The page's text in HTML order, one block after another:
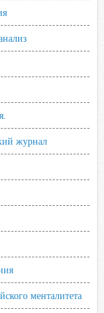
журнал
менталитета